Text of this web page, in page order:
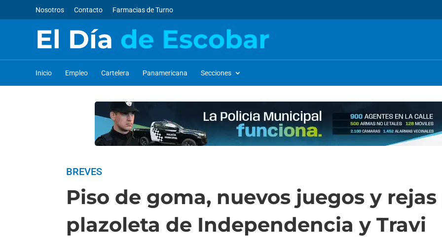
Nosotros Contacto Farmacias de Turno
El Día de Escobar
Inicio Empleo Cartelera Panamericana Secciones
BREVES
Piso de goma, nuevos juegos y rejas
plazoleta de Independencia y Travi